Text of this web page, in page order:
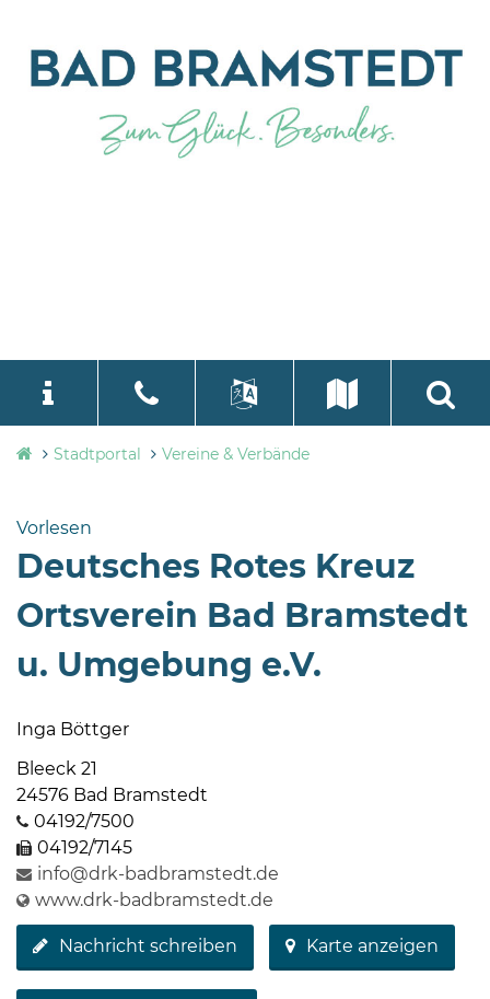
Stadtverwaltung
Bramstedt
24576 Bad
Bramstedt
04192-
zentrale@badbramstedt.de
Mo,
Di,
Fr
08
Uhr
Do
language
Select Language
Stadtportal Vereine & Verbände
Vorlesen
Deutsches Rotes Kreuz
Ortsverein Bad Bramstedt
u. Umgebung e.V.
Inga Böttger
Bleeck 21
24576 Bad Bramstedt
04192/7500
04192/7145
info@drk-badbramstedt.de
www.drk-badbramstedt.de
Nachricht schreiben Karte anzeigen